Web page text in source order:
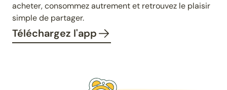
acheter, consommez autrement et retrouvez le plaisir
simple de partager.
Téléchargez l'app